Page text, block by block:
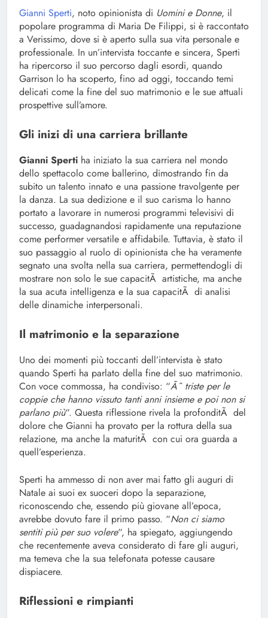
Gianni Sperti, noto opinionista di Uomini e Donne, il
popolare programma di Maria De Filippi, si è raccontato
a Verissimo, dove si è aperto sulla sua vita personale e
professionale. In un’intervista toccante e sincera, Sperti
ha ripercorso il suo percorso dagli esordi, quando
Garrison lo ha scoperto, fino ad oggi, toccando temi
delicati come la fine del suo matrimonio e le sue attuali
prospettive sull’amore.
Gli inizi di una carriera brillante
Gianni Sperti ha iniziato la sua carriera nel mondo
dello spettacolo come ballerino, dimostrando fin da
subito un talento innato e una passione travolgente per
la danza. La sua dedizione e il suo carisma lo hanno
portato a lavorare in numerosi programmi televisivi di
successo, guadagnandosi rapidamente una reputazione
come performer versatile e affidabile. Tuttavia, è stato il
suo passaggio al ruolo di opinionista che ha veramente
segnato una svolta nella sua carriera, permettendogli di
mostrare non solo le sue capacitÃ artistiche, ma anche
la sua acuta intelligenza e la sua capacitÃ di analisi
delle dinamiche interpersonali.
Il matrimonio e la separazione
Uno dei momenti più toccanti dell’intervista è stato
quando Sperti ha parlato della fine del suo matrimonio.
Con voce commossa, ha condiviso: “Ãˆ triste per le
coppie che hanno vissuto tanti anni insieme e poi non si
parlano più“. Questa riflessione rivela la profonditÃ del
dolore che Gianni ha provato per la rottura della sua
relazione, ma anche la maturitÃ con cui ora guarda a
quell’esperienza.
Sperti ha ammesso di non aver mai fatto gli auguri di
Natale ai suoi ex suoceri dopo la separazione,
riconoscendo che, essendo più giovane all’epoca,
avrebbe dovuto fare il primo passo. “Non ci siamo
sentiti più per suo volere“, ha spiegato, aggiungendo
che recentemente aveva considerato di fare gli auguri,
ma temeva che la sua telefonata potesse causare
dispiacere.
Riflessioni e rimpianti